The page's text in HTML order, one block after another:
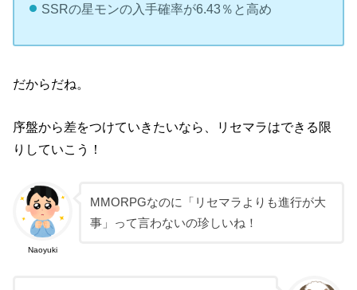
SSRの星モンの入手確率が6.43％と高め
だからだね。
序盤から差をつけていきたいなら、リセマラはできる限
りしていこう！
Naoyuki
MMORPGなのに「リセマラよりも進行が大
事」って言わないの珍しいね！